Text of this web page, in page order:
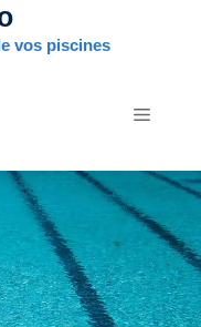
vos piscines
MENU